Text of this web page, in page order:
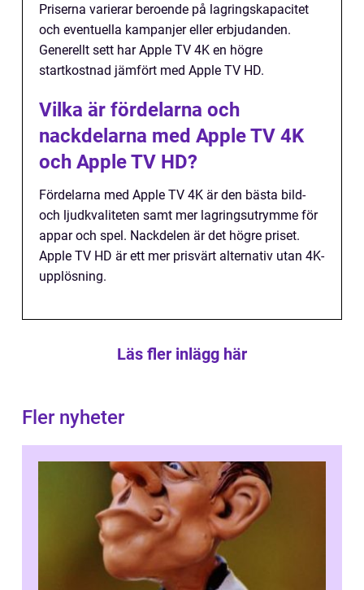
Priserna varierar beroende på lagringskapacitet
och eventuella kampanjer eller erbjudanden.
Generellt sett har Apple TV 4K en högre
startkostnad jämfört med Apple TV HD.
Vilka är fördelarna och
nackdelarna med Apple TV 4K
och Apple TV HD?
Fördelarna med Apple TV 4K är den bästa bild-
och ljudkvaliteten samt mer lagringsutrymme för
appar och spel. Nackdelen är det högre priset.
Apple TV HD är ett mer prisvärt alternativ utan 4K-
upplösning.
Läs fler inlägg här
Fler nyheter